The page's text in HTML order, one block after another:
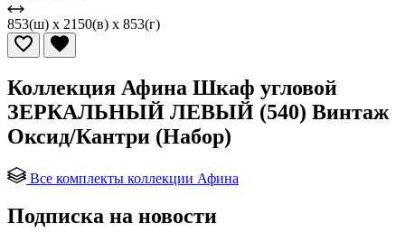
853(ш) x 2150(в) x 853(г)
Коллекция Афина Шкаф угловой
ЗЕРКАЛЬНЫЙ ЛЕВЫЙ (540) Винтаж
Оксид/Кантри (Набор)
Все комплекты коллекции Афина
Подписка на новости